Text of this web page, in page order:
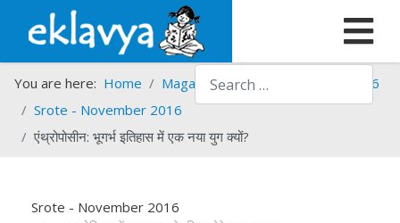
Search
You are here: Home Magazines Srote
Srote - 2016
Srote - November 2016
एंथ्रोपोसीन: भूगर्भ इतिहास में एक नया युग क्यों?
Srote - November 2016